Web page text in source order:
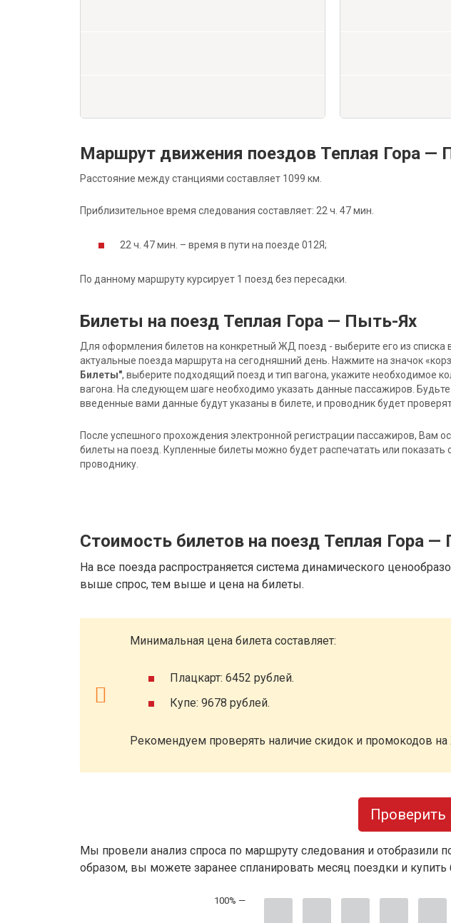
Маршрут движения поездов Теплая Гора —
Расстояние между станциями составляет 1099 км.
Приблизительное время следования составляет: 22 ч. 47 мин.
22 ч. 47 мин. – время в пути на поезде 012Я;
По данному маршруту курсирует 1 поезд без пересадки.
Билеты на поезд Теплая Гора — Пыть-Ях
Для оформления билетов на конкретный ЖД поезд - выберите его из списка
актуальные поезда маршрута на сегодняшний день. Нажмите на значок
Билеты", выберите подходящий поезд и тип вагона, укажите необходимое
вагона. На следующем шаге необходимо указать данные пассажиров.
введенные вами данные будут указаны в билете, и проводник будет
После успешного прохождения электронной регистрации пассажиров, Вам
билеты на поезд. Купленные билеты можно будет распечатать или показать
проводнику.
Стоимость билетов на поезд Теплая Гора
На все поезда распространяется система динамического
выше спрос, тем выше и цена на билеты.
Минимальная цена билета составляет:
Плацкарт: 6452 рублей.
Купе: 9678 рублей.
Рекомендуем проверять наличие скидок и промокодов
Проверить
Мы провели анализ спроса по маршруту следования и
образом, вы можете заранее спланировать месяц поездки и купить